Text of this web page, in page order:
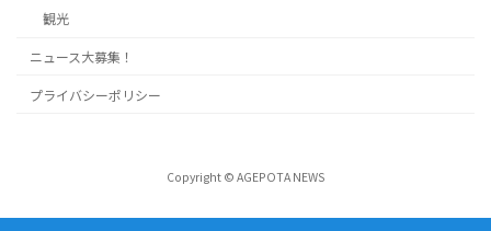
観光
ニュース大募集！
プライバシーポリシー
Copyright © AGEPOTA NEWS